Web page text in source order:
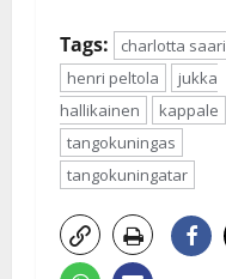
Tags: charlotta saari
henri peltola
jukka
hallikainen
kappale
tangokuningas
tangokuningatar